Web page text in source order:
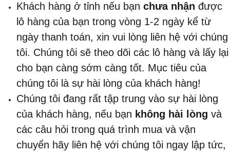
Khách hàng ở tỉnh nếu bạn chưa nhận được
lô hàng của bạn trong vòng 1-2 ngày kể từ
ngày thanh toán, xin vui lòng liên hệ với chúng
tôi. Chúng tôi sẽ theo dõi các lô hàng và lấy lại
cho bạn càng sớm càng tốt. Mục tiêu của
chúng tôi là sự hài lòng của khách hàng!
Chúng tôi đang rất tập trung vào sự hài lòng
của khách hàng, nếu bạn không hài lòng và
các câu hỏi trong quá trình mua và vận
chuyển hãy liên hệ với chúng tôi ngay lập tức,